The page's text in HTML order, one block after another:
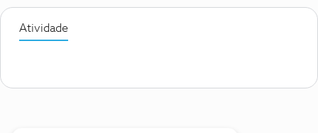
Atividade